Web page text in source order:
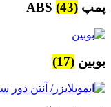
پمپ ABS (43)
بوبین (17)